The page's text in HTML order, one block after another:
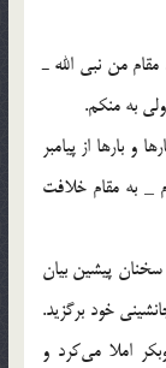
من نبى الله ـ
به منكم.
و بارها از پيامبر
_ به مقام خلافت
پيشين بيان
خود برگزيد.
املا مي‌كرد و